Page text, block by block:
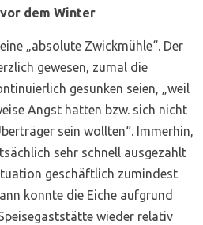
dem Winter
„absolute Zwickmühle“. Der
gewesen, zumal die
gesunken seien, „weil
Angst hatten bzw. sich nicht
sein wollten“. Immerhin,
sehr schnell ausgezahlt
geschäftlich zumindest
konnte die Eiche aufgrund
wieder relativ